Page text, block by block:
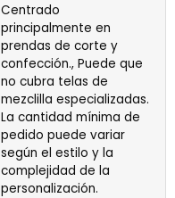
Centrado
principalmente en
prendas de corte y
confección., Puede que
no cubra telas de
mezclilla especializadas.
La cantidad mínima de
pedido puede variar
según el estilo y la
complejidad de la
personalización.